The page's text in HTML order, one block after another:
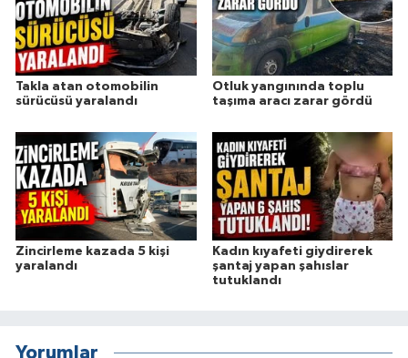
Takla atan otomobilin
sürücüsü yaralandı
Otluk yangınında toplu
taşıma aracı zarar gördü
Zincirleme kazada 5 kişi
yaralandı
Kadın kıyafeti giydirerek
şantaj yapan şahıslar
tutuklandı
Yorumlar